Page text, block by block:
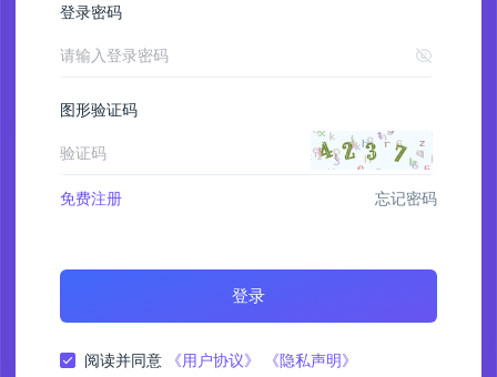
登录密码
图形验证码
免费注册 忘记密码
登录
阅读并同意 《用户协议》 《隐私声明》